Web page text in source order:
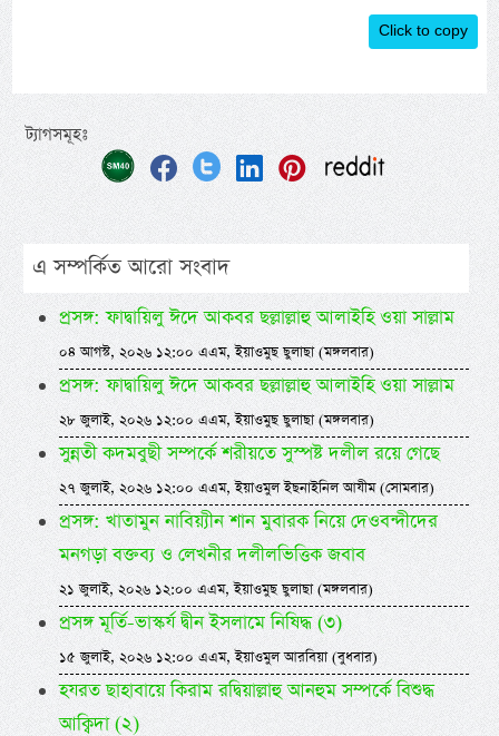
Click to copy
ট্যাগসমূহঃ
এ সম্পর্কিত আরো সংবাদ
প্রসঙ্গ: ফাদ্বায়িলু ঈদে আকবর ছল্লাল্লাহু আলাইহি ওয়া সাল্লাম
০৪ আগস্ট, ২০২৬ ১২:০০ এএম, ইয়াওমুছ ছুলাছা (মঙ্গলবার)
প্রসঙ্গ: ফাদ্বায়িলু ঈদে আকবর ছল্লাল্লাহু আলাইহি ওয়া সাল্লাম
২৮ জুলাই, ২০২৬ ১২:০০ এএম, ইয়াওমুছ ছুলাছা (মঙ্গলবার)
সুন্নতী কদমবুছী সম্পর্কে শরীয়তে সুস্পষ্ট দলীল রয়ে গেছে
২৭ জুলাই, ২০২৬ ১২:০০ এএম, ইয়াওমুল ইছনাইনিল আযীম (সোমবার)
প্রসঙ্গ: খাতামুন নাবিয়্যীন শান মুবারক নিয়ে দেওবন্দীদের
মনগড়া বক্তব্য ও লেখনীর দলীলভিত্তিক জবাব
২১ জুলাই, ২০২৬ ১২:০০ এএম, ইয়াওমুছ ছুলাছা (মঙ্গলবার)
প্রসঙ্গ মূর্তি-ভাস্কর্য দ্বীন ইসলামে নিষিদ্ধ (৩)
১৫ জুলাই, ২০২৬ ১২:০০ এএম, ইয়াওমুল আরবিয়া (বুধবার)
হযরত ছাহাবায়ে কিরাম রদ্বিয়াল্লাহু আনহুম সম্পর্কে বিশুদ্ধ
আক্বিদা (২)